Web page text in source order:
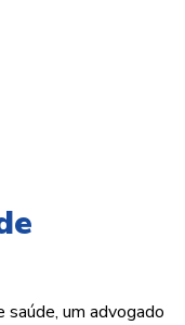
um advogado